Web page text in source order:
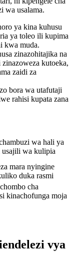
wa usalama.
ya kina kuhusu
ya toleo ili kupima
kwa muda.
zinazohitajika na
kutoeka,
zaidi za
bora wa utafutaji
rahisi kupata zana
wa hali ya
usajili wa kulipia
mara nyingine
duka rasmi
cha
kinachofunga moja
vya